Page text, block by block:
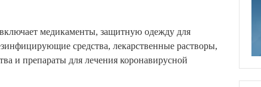
медикаменты, защитную одежду для
средства, лекарственные растворы,
и препараты для лечения коронавирусной